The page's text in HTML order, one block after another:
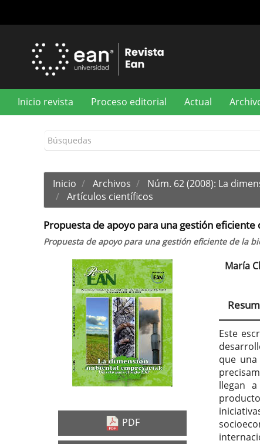
principal
Inicio revista Proceso editorial Actual
Inicio Archivos
Núm. 62 (2008): La
Artículos científicos
Propuesta de apoyo para una gestión eficiente
Propuesta de apoyo para una gestión eficiente de la
Barra
lateral
del
artículo
PDF
del
María
Este
que
llegan